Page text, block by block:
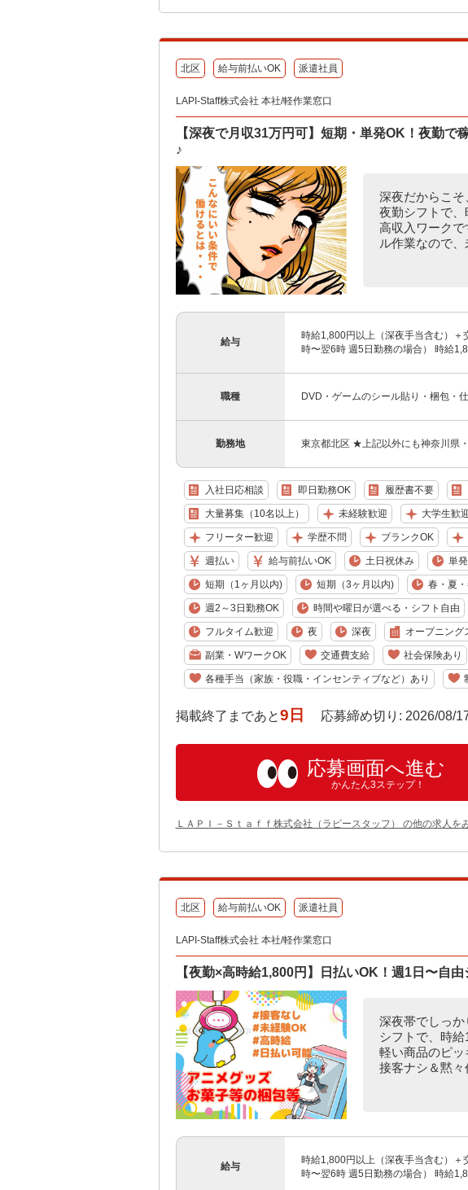
北区 給与前払いOK 派遣社員
LAPI-Staff株式会社 本社/軽作業窓口
【深夜で月収31万円可】短期・単発OK！夜勤
♪
深夜だからこ
夜勤シフトで
高収入ワーク
ル作業なので
給与
時給1,800円以上（深夜手当含む）
時〜翌6時 週5日勤務の場合） 時給
職種 DVD・ゲームのシール貼り・梱包・
勤務地 東京都北区 ★上記以外にも神奈川県
入社日応相談 即日勤務OK 履歴書不要
大量募集（10名以上） 未経験歓迎 大学生歓
フリーター歓迎 学歴不問 ブランクOK
週払い 給与前払いOK 土日祝休み 単
短期（1ヶ月以内) 短期（3ヶ月以内) 春・夏
週2～3日勤務OK 時間や曜日が選べる・シフト自由
フルタイム歓迎 夜 深夜 オープニング
副業・WワークOK 交通費支給 社会保険あり
各種手当（家族・役職・インセンティブなど）あり
掲載終了まであと9日 応募締め切り: 2026/08/
応募画面へ進む
かんたん3ステップ！
ＬＡＰＩ－Ｓｔａｆｆ株式会社（ラピースタッフ） の他の求人を
北区 給与前払いOK 派遣社員
LAPI-Staff株式会社 本社/軽作業窓口
【夜勤×高時給1,800円】日払いOK！週1日〜自
深夜帯でしっ
シフトで、時
軽い商品のピッ
接客ナシ＆黙
給与
時給1,800円以上（深夜手当含む）
時〜翌6時 週5日勤務の場合） 時給